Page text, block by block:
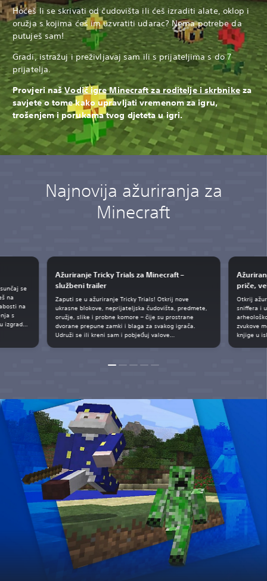
Hoćeš li se skrivati od čudovišta ili ćeš izraditi alate, oklop i
oružja s kojima ćeš im uzvratiti udarac? Nema potrebe da
putuješ sam!
Gradi, istražuj i preživljavaj sam ili s prijateljima s do 7
prijatelja.
Provjeri našVodič igre Minecraft za roditelje i skrbnikeza
savjete o tome kako upravljati vremenom za igru,
trošenjem i porukama tvog djeteta u igri.
Najnovija ažuriranja za
Minecraft
Ažuriranje Tricky Trials za Minecraft –
službeni trailer
Zaputi se u ažuriranje Tricky Trials! Otkrij nove
ukrasne blokove, neprijateljska čudovišta, predmete,
oružje, slike i probne komore – čije su prostrane
dvorane prepune zamki i blaga za svakog igrača.
Udruži se ili kreni sam i pobjeđuj valove
priče,
Otkrij
sniffera i
zvukove
knjige u
se
na
na
s
izgradnji